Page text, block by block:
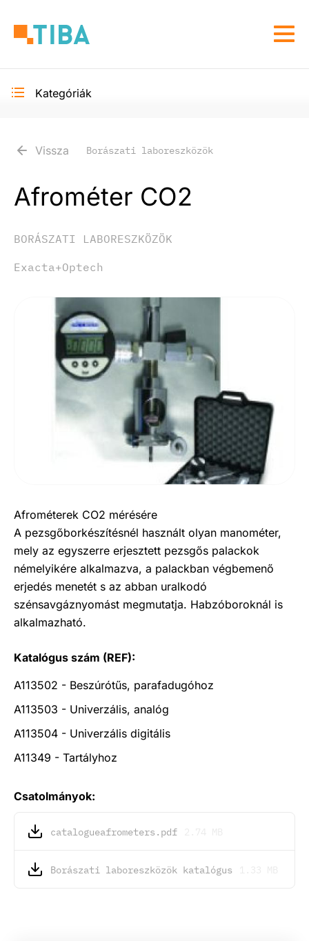
tartalomra
ToggleKategóriák
Vissza Borászati laboreszközök
Afrométer CO2
BORÁSZATI LABORESZKÖZÖK
Exacta+Optech
Afrométerek CO2 mérésére
A pezsgőborkészítésnél használt olyan manométer,
mely az egyszerre erjesztett pezsgős palackok
némelyikére alkalmazva, a palackban végbemenő
erjedés menetét s az abban uralkodó
szénsavgáznyomást megmutatja. Habzóboroknál is
alkalmazható.
Katalógus szám (REF):
A113502 - Beszúrótűs, parafadugóhoz
A113503 - Univerzális, analóg
A113504 - Univerzális digitális
A11349 - Tartályhoz
Csatolmányok:
catalogueafrometers.pdf
Borászati laboreszközök katalógus